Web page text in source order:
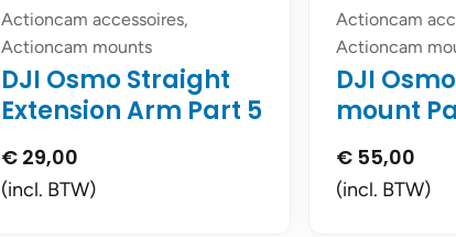
Actioncam accessoires,
Actioncam mounts
DJI Osmo Straight
Extension Arm Part 5
€ 29,00
(incl. BTW)
Actioncam
Actioncam
DJI
mount
€ 55,00
(incl. BTW)